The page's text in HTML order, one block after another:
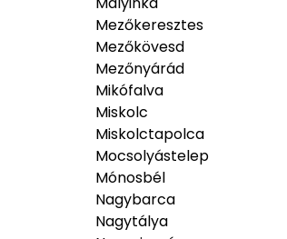
Mezőkeresztes
Mezőkövesd
Mezőnyárád
Mikófalva
Miskolc
Miskolctapolca
Mocsolyástelep
Mónosbél
Nagybarca
Nagytálya